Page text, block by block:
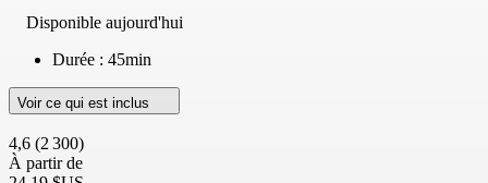
Disponible aujourd'hui
Durée : 45min
Voir ce qui est inclus
4,6 (2 300)
À partir de